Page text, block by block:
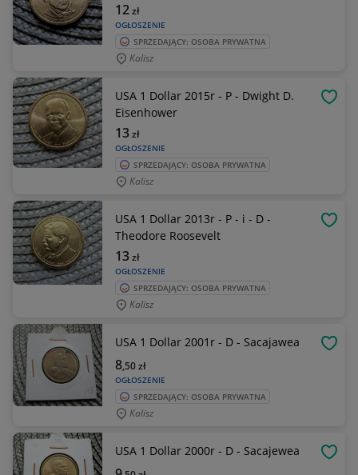
OGŁOSZENIE
12zł
SPRZEDAJĄCY: OSOBA PRYWATNA
Kalisz
USA 1 Dollar 2015r - P - Dwight D.
Eisenhower
OGŁOSZENIE
13zł
SPRZEDAJĄCY: OSOBA PRYWATNA
Kalisz
USA 1 Dollar 2013r - P - i - D -
Theodore Roosevelt
OGŁOSZENIE
13zł
SPRZEDAJĄCY: OSOBA PRYWATNA
Kalisz
USA 1 Dollar 2001r - D - Sacajawea
OGŁOSZENIE
8,50zł
SPRZEDAJĄCY: OSOBA PRYWATNA
Kalisz
USA 1 Dollar 2000r - D - Sacajewea